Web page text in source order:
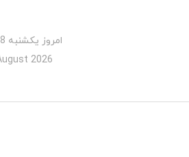
امروز یکشنبه 18 مرداد 1405
2026